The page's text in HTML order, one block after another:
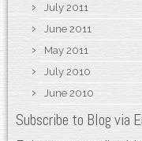
July 2011
June 2011
May 2011
July 2010
June 2010
Subscribe to Blog via